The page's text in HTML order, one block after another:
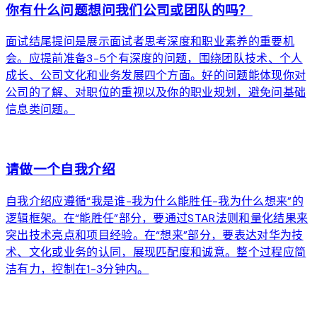
你有什么问题想问我们公司或团队的吗？
面试结尾提问是展示面试者思考深度和职业素养的重要机
会。应提前准备3-5个有深度的问题，围绕团队技术、个人
成长、公司文化和业务发展四个方面。好的问题能体现你对
公司的了解、对职位的重视以及你的职业规划，避免问基础
信息类问题。
请做一个自我介绍
自我介绍应遵循“我是谁-我为什么能胜任-我为什么想来”的
逻辑框架。在“能胜任”部分，要通过STAR法则和量化结果来
突出技术亮点和项目经验。在“想来”部分，要表达对华为技
术、文化或业务的认同，展现匹配度和诚意。整个过程应简
洁有力，控制在1-3分钟内。